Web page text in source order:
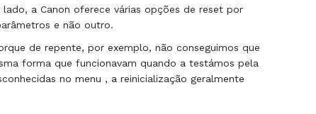
a Canon oferece várias opções de reset por
e não outro.
de repente, por exemplo, não conseguimos que
forma que funcionavam quando a testámos pela
no menu , a reinicialização geralmente